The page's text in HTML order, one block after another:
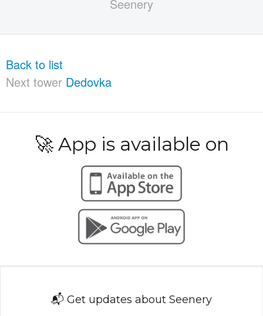
Back to list
Next tower Dedovka
🚀 App is available on
📬 Get updates about Seenery